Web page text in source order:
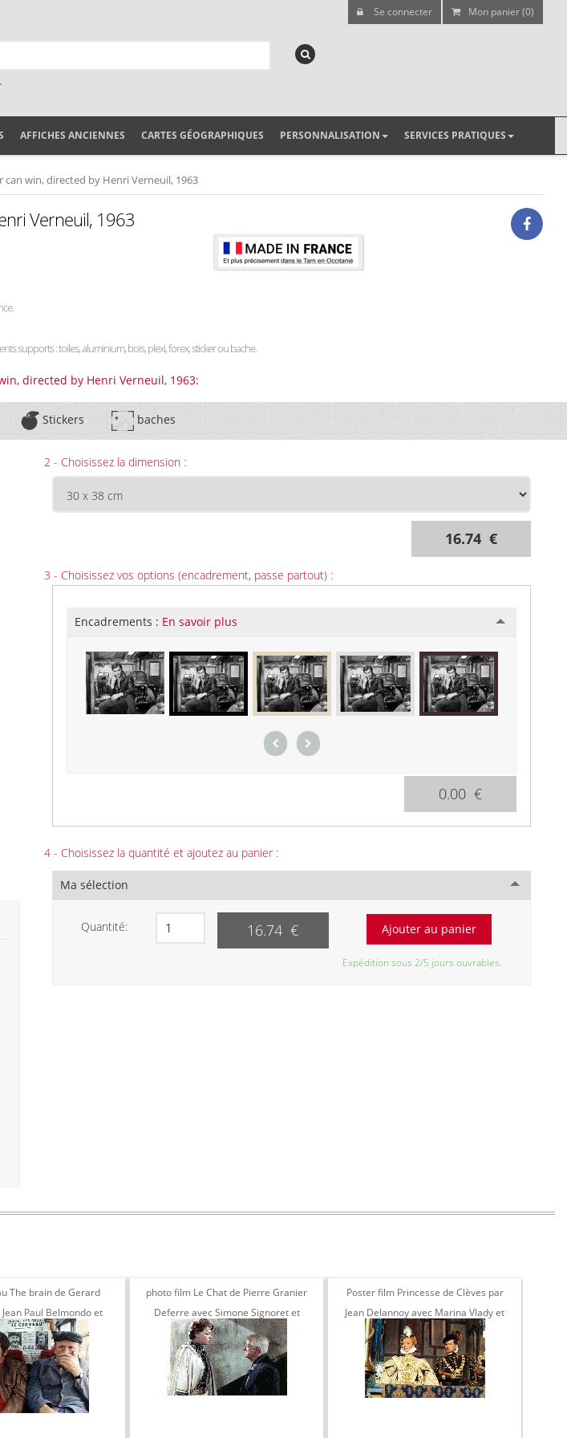
Se connecter Mon panier (0)
AFFICHES ANCIENNES CARTES GÉOGRAPHIQUES PERSONNALISATION SERVICES PRATIQUES
win, directed by Henri Verneuil, 1963
Verneuil, 1963
supports : toiles, aluminium, bois, plexi, forex, sticker ou bache.
directed by Henri Verneuil, 1963:
Stickers baches
2 - Choisissez la dimension :
16.74 €
3 - Choisissez vos options (encadrement, passe partout) :
Encadrements : En savoir plus
0.00 €
4 - Choisissez la quantité et ajoutez au panier :
Ma sélection
Quantité: 16.74 €
Expédition sous 2/5 jours ouvrables.
The brain de Gerard
Paul Belmondo et
Bourvil 1969
photo film Le Chat de Pierre Granier
Deferre avec Simone Signoret et
Jean Gabin 1971
Poster film Princesse de Clèves par
Jean Delannoy avec Marina Vlady et
Jean Marais 1961